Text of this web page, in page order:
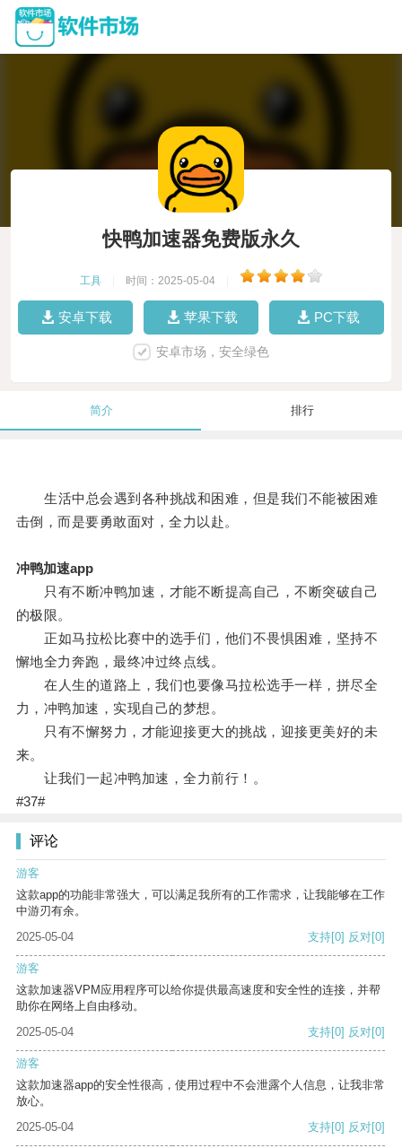
快鸭加速器免费版永久
工具 时间：2025-05-04
安卓下载 苹果下载 PC下载
安卓市场，安全绿色
简介 排行
生活中总会遇到各种挑战和困难，但是我们不能被困难
击倒，而是要勇敢面对，全力以赴。
冲鸭加速app
只有不断冲鸭加速，才能不断提高自己，不断突破自己
的极限。
正如马拉松比赛中的选手们，他们不畏惧困难，坚持不
懈地全力奔跑，最终冲过终点线。
在人生的道路上，我们也要像马拉松选手一样，拼尽全
力，冲鸭加速，实现自己的梦想。
只有不懈努力，才能迎接更大的挑战，迎接更美好的未
来。
让我们一起冲鸭加速，全力前行！。
#37#
评论
游客
这款app的功能非常强大，可以满足我所有的工作需求，让我能够在工作
中游刃有余。
2025-05-04
支持[0] 反对[0]
游客
这款加速器VPM应用程序可以给你提供最高速度和安全性的连接，并帮
助你在网络上自由移动。
2025-05-04
支持[0] 反对[0]
游客
这款加速器app的安全性很高，使用过程中不会泄露个人信息，让我非常
放心。
2025-05-04
支持[0] 反对[0]